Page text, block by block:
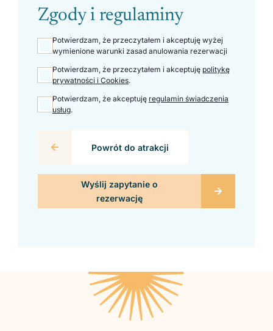
Zgody i regulaminy
Potwierdzam, że przeczytałem i akceptuję wyżej
wymienione warunki zasad anulowania rezerwacji
Potwierdzam, że przeczytałem i akceptuję politykę
prywatności i Cookies.
Potwierdzam, że akceptuję regulamin świadczenia
usług.
Powrót do atrakcji